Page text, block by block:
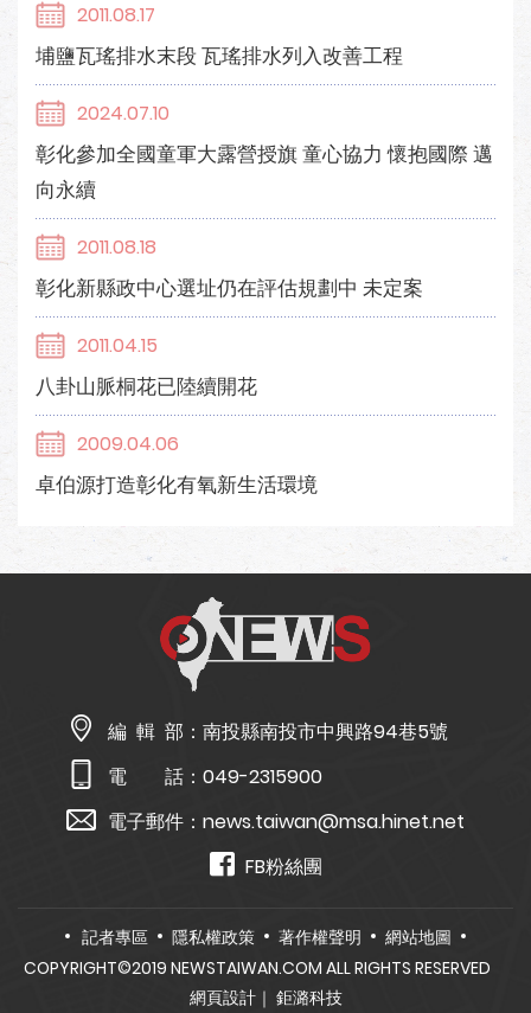
2011.08.17
埔鹽瓦瑤排水末段 瓦瑤排水列入改善工程
2024.07.10
彰化參加全國童軍大露營授旗 童心協力 懷抱國際 邁
向永續
2011.08.18
彰化新縣政中心選址仍在評估規劃中 未定案
2011.04.15
八卦山脈桐花已陸續開花
2009.04.06
卓伯源打造彰化有氧新生活環境
編 輯 部： 南投縣南投市中興路94巷5號
電 話： 049-2315900
電子郵件： news.taiwan@msa.hinet.net
FB粉絲團
記者專區 隱私權政策 著作權聲明
網站地圖
COPYRIGHT©2019 NEWSTAIWAN.COM ALL RIGHTS RESERVED
網頁設計｜ 鉅潞科技